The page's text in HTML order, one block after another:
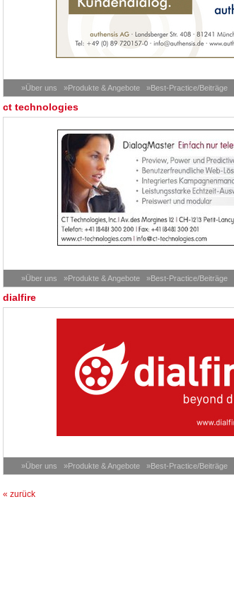
»Über uns »Produkte & Angebote »Best-Practice/Beiträge
ct technologies
»Über uns »Produkte & Angebote »Best-Practice/Beiträge
dialfire
»Über uns »Produkte & Angebote »Best-Practice/Beiträge
« zurück